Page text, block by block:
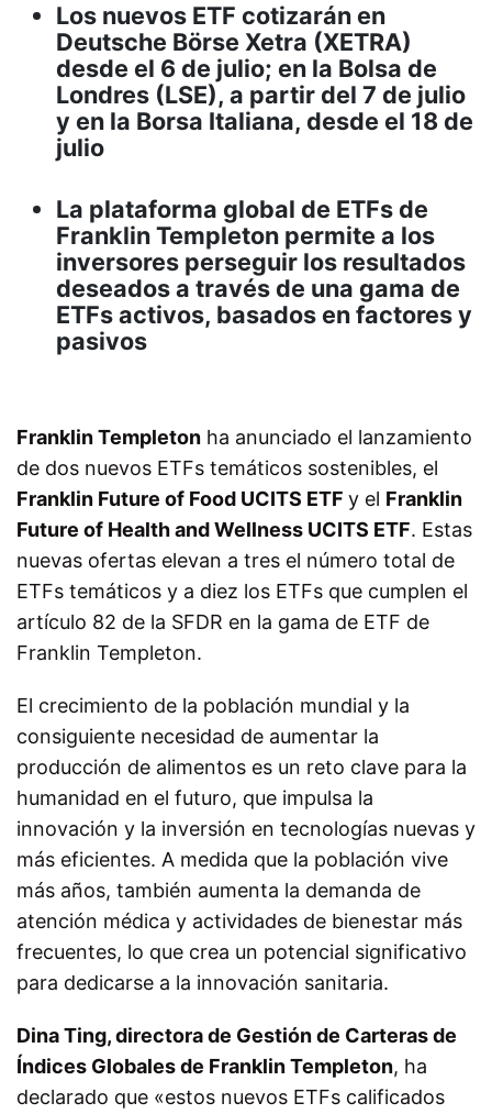
Los nuevos ETF cotizarán en
Deutsche Börse Xetra (XETRA)
desde el 6 de julio; en la Bolsa de
Londres (LSE), a partir del 7 de julio
y en la Borsa Italiana, desde el 18 de
julio
La plataforma global de ETFs de
Franklin Templeton permite a los
inversores perseguir los resultados
deseados a través de una gama de
ETFs activos, basados en factores y
pasivos
Franklin Templeton ha anunciado el lanzamiento
de dos nuevos ETFs temáticos sostenibles, el
Franklin Future of Food UCITS ETF y el Franklin
Future of Health and Wellness UCITS ETF. Estas
nuevas ofertas elevan a tres el número total de
ETFs temáticos y a diez los ETFs que cumplen el
artículo 82 de la SFDR en la gama de ETF de
Franklin Templeton.
El crecimiento de la población mundial y la
consiguiente necesidad de aumentar la
producción de alimentos es un reto clave para la
humanidad en el futuro, que impulsa la
innovación y la inversión en tecnologías nuevas y
más eficientes. A medida que la población vive
más años, también aumenta la demanda de
atención médica y actividades de bienestar más
frecuentes, lo que crea un potencial significativo
para dedicarse a la innovación sanitaria.
Dina Ting, directora de Gestión de Carteras de
Índices Globales de Franklin Templeton, ha
declarado que «estos nuevos ETFs calificados